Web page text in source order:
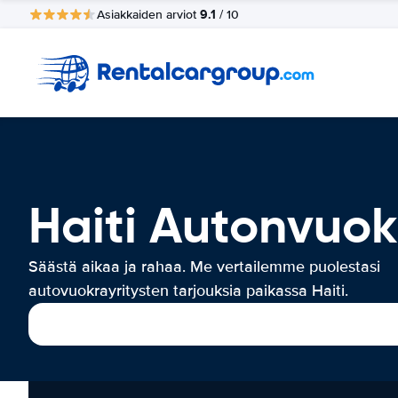
Asiakkaiden arviot 9.1 / 10
Haiti
Säästä aikaa ja rahaa. Me vertailemme puolestasi
autovuokrayritysten tarjouksia paikassa Haiti.